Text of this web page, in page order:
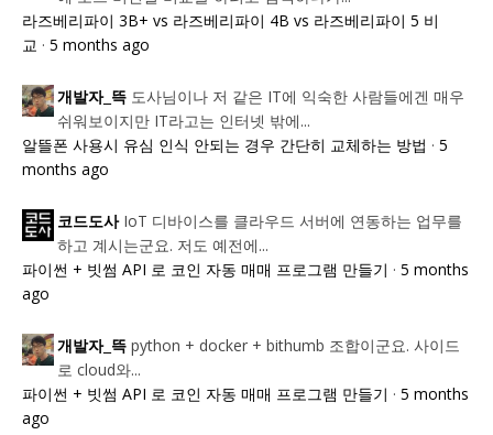
라즈베리파이 3B+ vs 라즈베리파이 4B vs 라즈베리파이 5 비
교 · 5 months ago
개발자_뜩 도사님이나 저 같은 IT에 익숙한 사람들에겐 매우
쉬워보이지만 IT라고는 인터넷 밖에...
알뜰폰 사용시 유심 인식 안되는 경우 간단히 교체하는 방법 · 5
months ago
코드도사 IoT 디바이스를 클라우드 서버에 연동하는 업무를
하고 계시는군요. 저도 예전에...
파이썬 + 빗썸 API 로 코인 자동 매매 프로그램 만들기 · 5 months
ago
개발자_뜩 python + docker + bithumb 조합이군요. 사이드
로 cloud와...
파이썬 + 빗썸 API 로 코인 자동 매매 프로그램 만들기 · 5 months
ago